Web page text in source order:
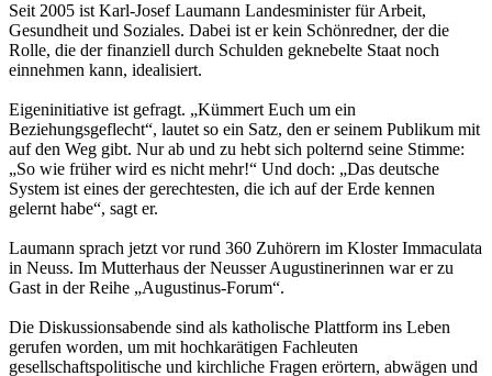
Seit 2005 ist Karl-Josef Laumann Landesminister für Arbeit,
Gesundheit und Soziales. Dabei ist er kein Schönredner, der die
Rolle, die der finanziell durch Schulden geknebelte Staat noch
einnehmen kann, idealisiert.
Eigeninitiative ist gefragt. „Kümmert Euch um ein
Beziehungsgeflecht“, lautet so ein Satz, den er seinem Publikum mit
auf den Weg gibt. Nur ab und zu hebt sich polternd seine Stimme:
„So wie früher wird es nicht mehr!“ Und doch: „Das deutsche
System ist eines der gerechtesten, die ich auf der Erde kennen
gelernt habe“, sagt er.
Laumann sprach jetzt vor rund 360 Zuhörern im Kloster Immaculata
in Neuss. Im Mutterhaus der Neusser Augustinerinnen war er zu
Gast in der Reihe „Augustinus-Forum“.
Die Diskussionsabende sind als katholische Plattform ins Leben
gerufen worden, um mit hochkarätigen Fachleuten
gesellschaftspolitische und kirchliche Fragen erörtern, abwägen und